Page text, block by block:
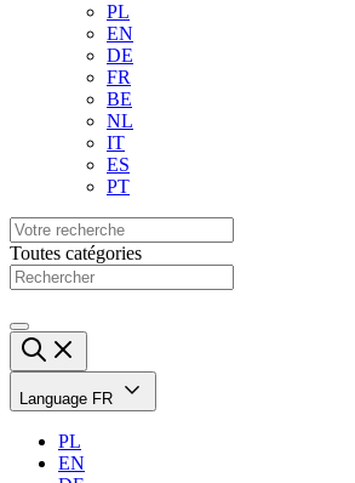
PL
EN
DE
FR
BE
NL
IT
ES
PT
Toutes catégories
Language FR
PL
EN